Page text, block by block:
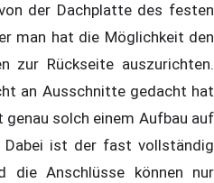
der Dachplatte des festen
man hat die Möglichkeit den
zur Rückseite auszurichten.
an Ausschnitte gedacht hat
solch einem Aufbau auf
Dabei ist der fast vollständig
die Anschlüsse können nur